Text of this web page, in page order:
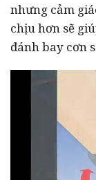
nhưng cảm
chịu hơn sẽ
đánh bay cơn